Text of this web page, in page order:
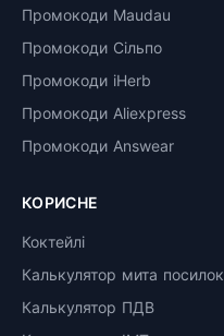
Промокоди Maudau
Промокоди Сільпо
Промокоди iHerb
Промокоди Aliexpress
Промокоди Answear
КОРИСНЕ
Коктейлі
Калькулятор мита посилок
Калькулятор ПДВ